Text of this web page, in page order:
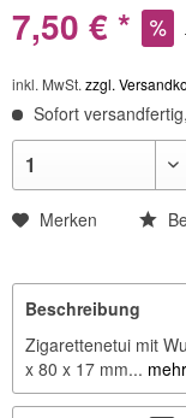
7,50 € *
inkl. MwSt.zzgl.
Sofort
Merken
Beschreibung
Zigarettenetui mit
x 80 x 17 mm... mehr